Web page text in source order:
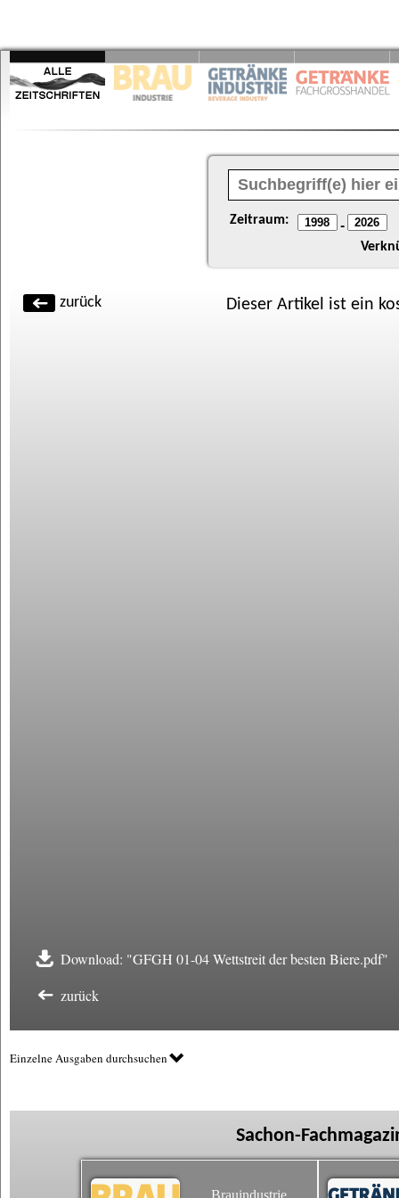
Zeitraum: -
zurück Dieser Artikel ist ein
Download: "GFGH 01-04 Wettstreit der besten Biere.pdf"
zurück
Einzelne Ausgaben durchsuchen
Sachon-
Brauindustrie